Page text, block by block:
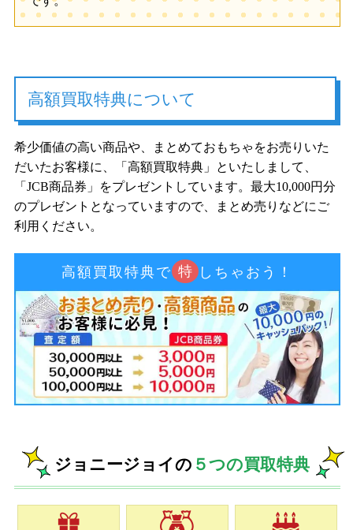
高額買取特典について
希少価値の高い商品や、まとめておもちゃをお売りいた
だいたお客様に、「高額買取特典」といたしまして、
「JCB商品券」をプレゼントしています。最大10,000円分
のプレゼントとなっていますので、まとめ売りなどにご
利用ください。
高額買取特典で 特 しちゃおう！
ジョニージョイの ５つの買取特典